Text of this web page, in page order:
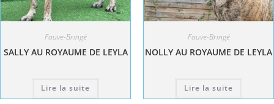
Fauve-Bringé
SALLY AU ROYAUME DE LEYLA
Lire la suite
Fauve-Bringé
NOLLY AU ROYAUME DE LEYLA
Lire la suite